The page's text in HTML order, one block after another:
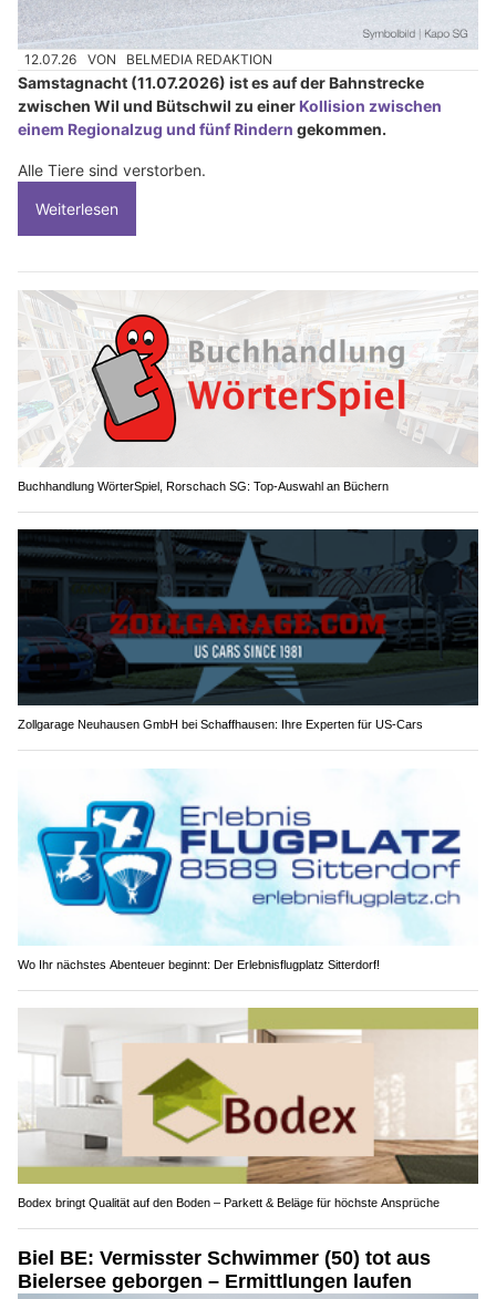
12.07.26 VON BELMEDIA REDAKTION
Samstagnacht (11.07.2026) ist es auf der Bahnstrecke
zwischen Wil und Bütschwil zu einer Kollision zwischen
einem Regionalzug und fünf Rindern gekommen.
Alle Tiere sind verstorben.
Weiterlesen
Buchhandlung WörterSpiel, Rorschach SG: Top-Auswahl an Büchern
Zollgarage Neuhausen GmbH bei Schaffhausen: Ihre Experten für US-Cars
Wo Ihr nächstes Abenteuer beginnt: Der Erlebnisflugplatz Sitterdorf!
Bodex bringt Qualität auf den Boden – Parkett & Beläge für höchste Ansprüche
Biel BE: Vermisster Schwimmer (50) tot aus
Bielersee geborgen – Ermittlungen laufen